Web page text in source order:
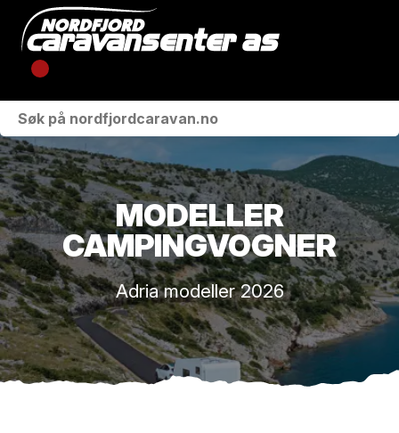
VÅRE MERKER
VERKSTED
BUTIKK
OM OSS
MODELLER
CAMPINGVOGNER
Adria modeller 2026